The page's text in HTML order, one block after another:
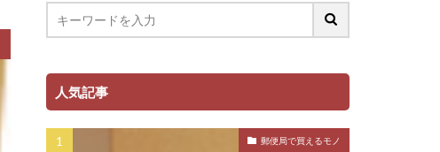
人気記事
郵便局で買えるモノ